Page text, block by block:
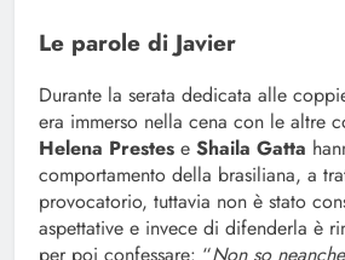
Le parole di Javier
Durante la serata dedicata alle
era immerso nella cena con le altre
Helena Prestes e Shaila Gatta
comportamento della brasiliana, a
provocatorio, tuttavia non è stato
aspettative e invece di difenderla è